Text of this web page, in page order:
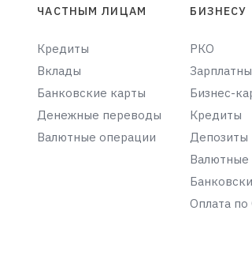
ЧАСТНЫМ ЛИЦАМ
Кредиты
Вклады
Банковские карты
Денежные переводы
Валютные операции
БИЗНЕСУ
РКО
Бизнес-
Кредиты
Депозиты
Валютные
Оплата по